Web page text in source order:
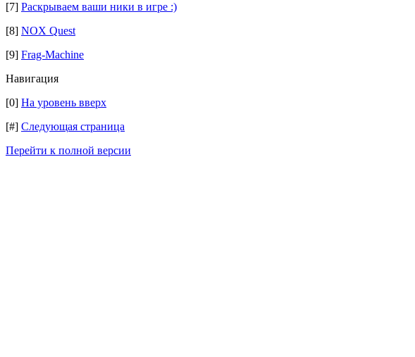
[7] Раскрываем ваши ники в игре :)
[8] NOX Quest
[9] Frag-Machine
Навигация
[0] На уровень вверх
[#] Следующая страница
Перейти к полной версии